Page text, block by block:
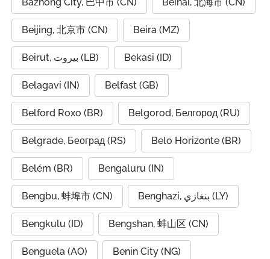
Beijing, 北京市 (CN) Beira (MZ)
Beirut, بيروت (LB) Bekasi (ID)
Belagavi (IN) Belfast (GB)
Belford Roxo (BR) Belgorod, Белгород (RU)
Belgrade, Београд (RS) Belo Horizonte (BR)
Belém (BR) Bengaluru (IN)
Bengbu, 蚌埠市 (CN) Benghazi, بنغازي (LY)
Bengkulu (ID) Bengshan, 蚌山区 (CN)
Benguela (AO) Benin City (NG)